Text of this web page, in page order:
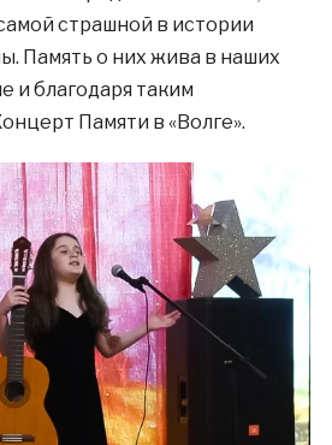
страшной в истории
Память о них жива в наших
и благодаря таким
Памяти в «Волге».